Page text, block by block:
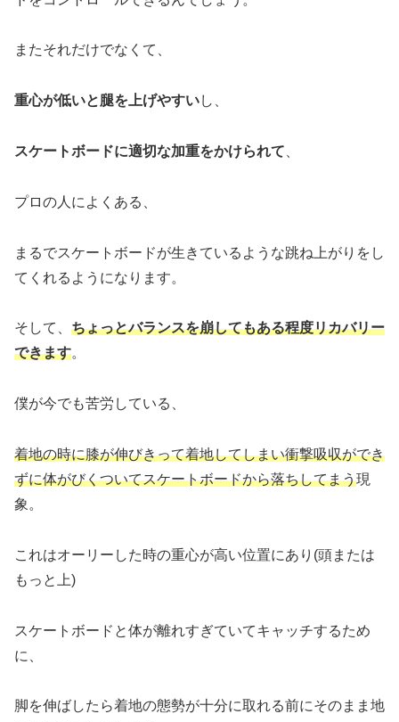
またそれだけでなくて、
重心が低いと腿を上げやすいし、
スケートボードに適切な加重をかけられて
プロの人によくある、
まるでスケートボードが生きているような跳ね上がりをし
てくれるようになります。
そして、 ちょっとバランスを崩してもある程度リカバリー
できます。
僕が今でも苦労している、
着地の時に膝が伸びきって着地してしまい衝撃吸収ができ
ずに体がびくついてスケートボードから落ちしてまう現
象。
これはオーリーした時の重心が高い位置にあり(頭または
もっと上)
スケートボードと体が離れすぎていてキャッチするため
に、
脚を伸ばしたら着地の態勢が十分に取れる前にそのまま地